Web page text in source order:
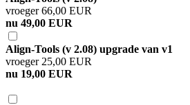
vroeger 66,00 EUR
nu 49,00 EUR
Align-Tools (v 2.08) upgrade van v1
vroeger 25,00 EUR
nu 19,00 EUR